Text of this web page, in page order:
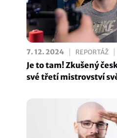
7. 12. 2024 REPORTÁŽ
Je to tam! Zkušený
své třetí mistrovství